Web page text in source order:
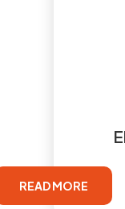
READ MORE